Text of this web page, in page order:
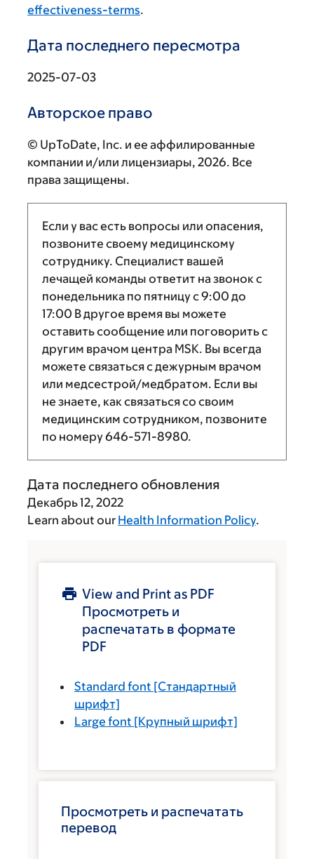
effectiveness-terms.
Дата последнего пересмотра
2025-07-03
Авторское право
© UpToDate, Inc. и ее аффилированные
компании и/или лицензиары, 2026. Все
права защищены.
Если у вас есть вопросы или опасения,
позвоните своему медицинскому
сотруднику. Специалист вашей
лечащей команды ответит на звонок с
понедельника по пятницу с9:00 до
17:00 В другое время вы можете
оставить сообщение или поговорить с
другим врачом центра MSK. Вы всегда
можете связаться с дежурным врачом
или медсестрой/медбратом. Если вы
не знаете, как связаться со своим
медицинским сотрудником, позвоните
по номеру646-571-8980.
Дата последнего обновления
Декабрь 12, 2022
Learn about our Health Information Policy.
View and Print as PDF
Просмотреть и
распечатать в формате
PDF
Standard font [Стандартный
шрифт]
Large font [Крупный шрифт]
Просмотреть и распечатать
перевод